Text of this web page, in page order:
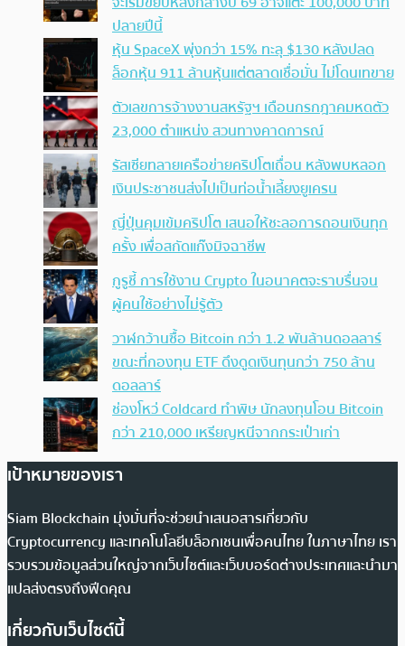
ปลายปีนี้
หุ้น SpaceX พุ่งกว่า 15% ทะลุ $130 หลังปลด
ล็อกหุ้น 911 ล้านหุ้นแต่ตลาดเชื่อมั่น ไม่โดนเทขาย
ตัวเลขการจ้างงานสหรัฐฯ เดือนกรกฎาคมหดตัว
23,000 ตำแหน่ง สวนทางคาดการณ์
รัสเซียทลายเครือข่ายคริปโตเถื่อน หลังพบหลอก
เงินประชาชนส่งไปเป็นท่อน้ำเลี้ยงยูเครน
ญี่ปุ่นคุมเข้มคริปโต เสนอให้ชะลอการถอนเงินทุก
ครั้ง เพื่อสกัดแก๊งมิจฉาชีพ
กูรูชี้ การใช้งาน Crypto ในอนาคตจะราบรื่นจน
ผู้คนใช้อย่างไม่รู้ตัว
วาฬกว้านซื้อ Bitcoin กว่า 1.2 พันล้านดอลลาร์
ขณะที่กองทุน ETF ดึงดูดเงินทุนกว่า 750 ล้าน
ดอลลาร์
ช่องโหว่ Coldcard ทำพิษ นักลงทุนโอน Bitcoin
กว่า 210,000 เหรียญหนีจากกระเป๋าเก่า
เป้าหมายของเรา
Siam Blockchain มุ่งมั่นที่จะช่วยนำเสนอสารเกี่ยวกับ
Cryptocurrency และเทคโนโลยีบล็อกเชนเพื่อคนไทย ในภาษาไทย เรา
รวบรวมข้อมูลส่วนใหญ่จากเว็บไซต์และเว็บบอร์ดต่างประเทศและนำมา
แปลส่งตรงถึงฟีดคุณ
เกี่ยวกับเว็บไซต์นี้